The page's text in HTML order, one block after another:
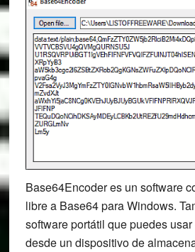
Base64Encoder es un software
libre a Base64 para Windows.
software portátil que puedes
desde un dispositivo de